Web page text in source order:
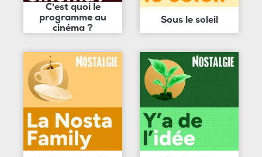
C'est quoi le
programme au
cinéma ?
Sous le soleil